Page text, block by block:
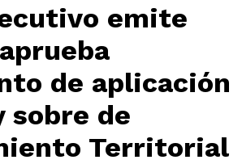
emite
de aplicación
sobre de
Territorial